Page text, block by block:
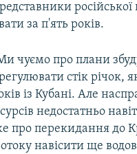
за п'ять років.
чуємо про плани
стік річок,
із Кубані. Але
недостатньо
про перекидання до
навісити ще